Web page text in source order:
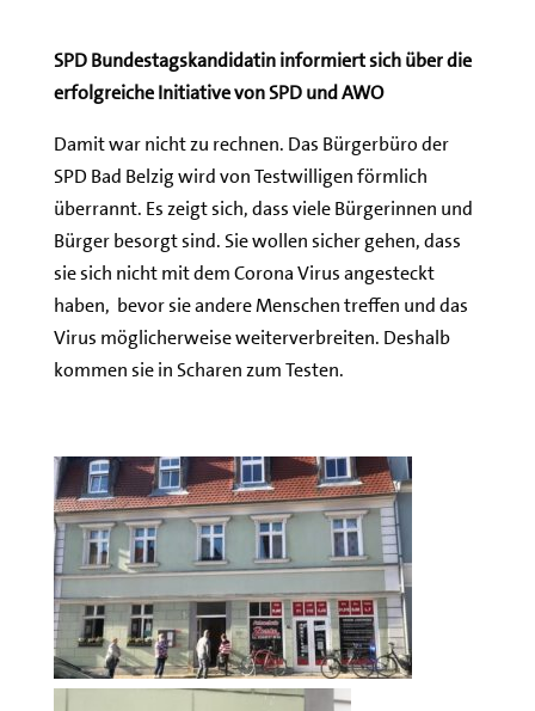
SPD Bundestagskandidatin informiert sich über die
erfolgreiche Initiative von SPD und AWO
Damit war nicht zu rechnen. Das Bürgerbüro der
SPD Bad Belzig wird von Testwilligen förmlich
überrannt. Es zeigt sich, dass viele Bürgerinnen und
Bürger besorgt sind. Sie wollen sicher gehen, dass
sie sich nicht mit dem Corona Virus angesteckt
haben, bevor sie andere Menschen treffen und das
Virus möglicherweise weiterverbreiten. Deshalb
kommen sie in Scharen zum Testen.